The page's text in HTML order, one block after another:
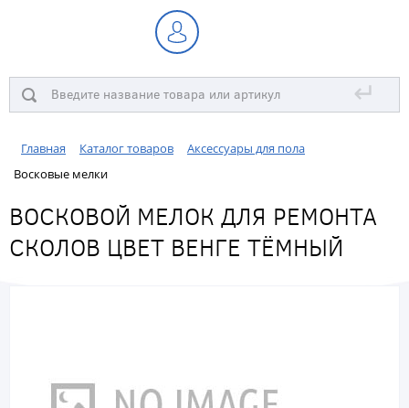
↵
Главная Каталог товаров
Аксессуары для пола
Восковые мелки
ВОСКОВОЙ МЕЛОК ДЛЯ РЕМОНТА
СКОЛОВ ЦВЕТ ВЕНГЕ ТЁМНЫЙ